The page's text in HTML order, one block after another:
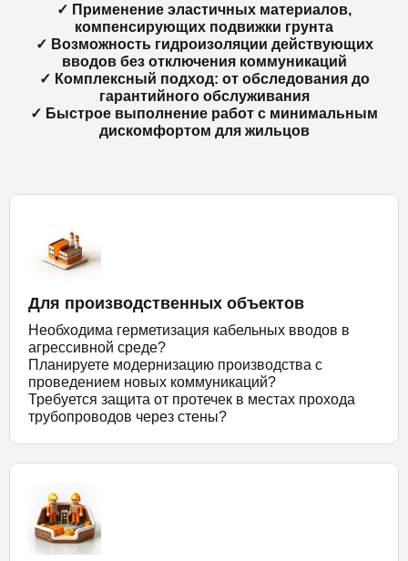
✓ Применение эластичных материалов,
компенсирующих подвижки грунта
✓ Возможность гидроизоляции действующих
вводов без отключения коммуникаций
✓ Комплексный подход: от обследования до
гарантийного обслуживания
✓ Быстрое выполнение работ с минимальным
дискомфортом для жильцов
Для производственных объектов
Необходима герметизация кабельных вводов в
агрессивной среде?
Планируете модернизацию производства с
проведением новых коммуникаций?
Требуется защита от протечек в местах прохода
трубопроводов через стены?